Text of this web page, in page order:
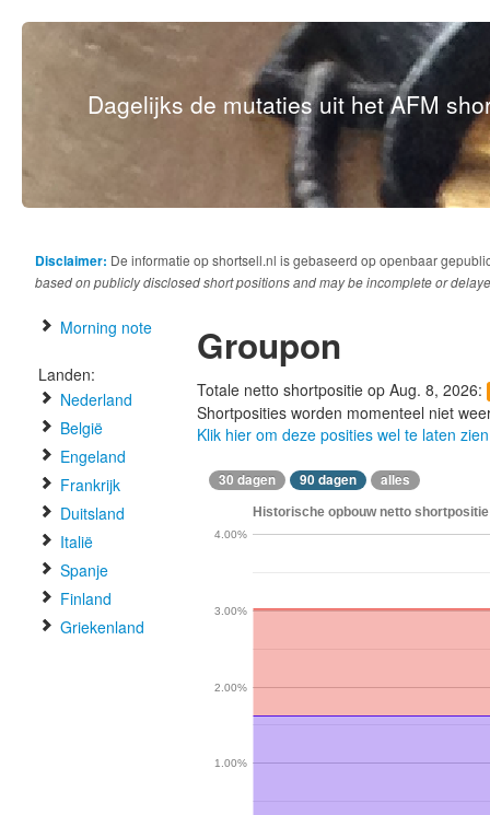
Dagelijks de mutaties uit het AFM
Disclaimer: De informatie op shortsell.nl is gebaseerd op openbaar
based on publicly disclosed short positions and may be incomplete or
Morning note
Landen:
Nederland
België
Engeland
Frankrijk
Duitsland
Italië
Spanje
Finland
Griekenland
Groupon
Totale netto shortpositie op Aug. 8, 2026:
Shortposities worden momenteel niet
Klik hier om deze posities wel te laten zien
30 dagen 90 dagen alles
Historische opbouw netto
1.00%
2.00%
3.00%
4.00%